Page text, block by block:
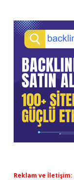
Reklam ve İletişim: